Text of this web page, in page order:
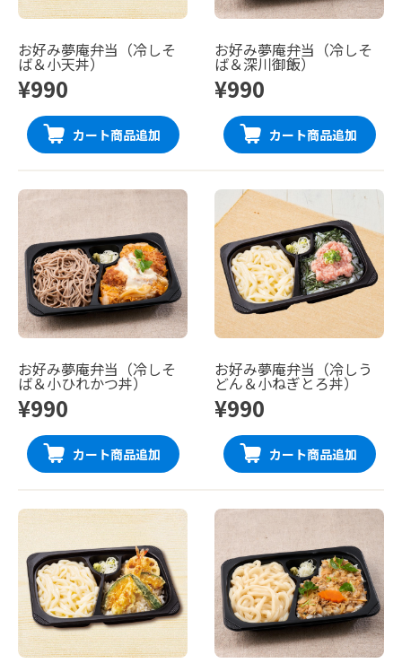
お好み夢庵弁当（冷しそ
ば＆小天丼）
¥990
カート商品追加
お好み夢庵弁当（冷しそ
ば＆深川御飯）
¥990
カート商品追加
お好み夢庵弁当（冷しそ
ば＆小ひれかつ丼）
¥990
カート商品追加
お好み夢庵弁当（冷しう
どん＆小ねぎとろ丼）
¥990
カート商品追加